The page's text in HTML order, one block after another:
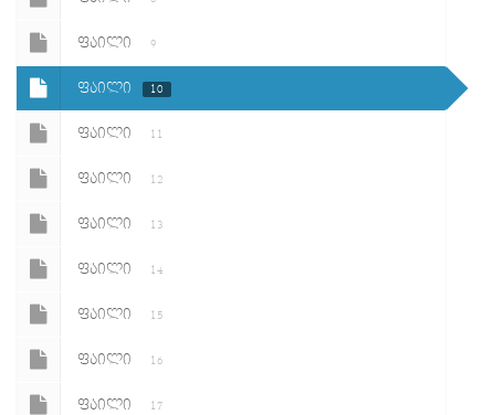
ᲤᲐᲘᲚᲘ 9
ᲤᲐᲘᲚᲘ 10
ᲤᲐᲘᲚᲘ 11
ᲤᲐᲘᲚᲘ 12
ᲤᲐᲘᲚᲘ 13
ᲤᲐᲘᲚᲘ 14
ᲤᲐᲘᲚᲘ 15
ᲤᲐᲘᲚᲘ 16
ᲤᲐᲘᲚᲘ 17